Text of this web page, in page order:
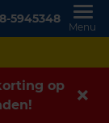
5945348
Menu
op